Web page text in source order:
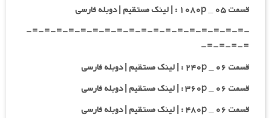
قسمت ۰۵ _ ۱۰۸۰p : | لینک مستقیم | دوبله فارسی
-=-=-=-=-=-=-=-=-=-=-=-=-=-=-=-=-=-=-
=-=-=-=-
قسمت ۰۶ _ ۲۴۰p : | لینک مستقیم | دوبله فارسی
قسمت ۰۶ _ ۳۶۰p : | لینک مستقیم | دوبله فارسی
قسمت ۰۶ _ ۴۸۰p : | لینک مستقیم | دوبله فارسی